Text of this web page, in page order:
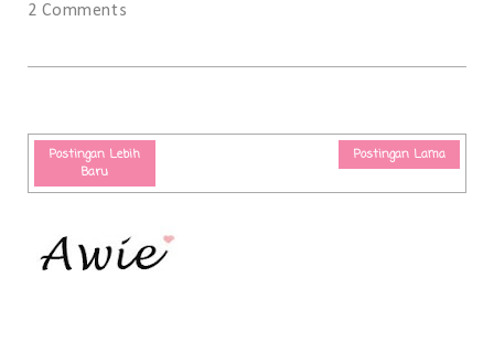
2 Comments
Postingan Lebih
Baru
Postingan Lama